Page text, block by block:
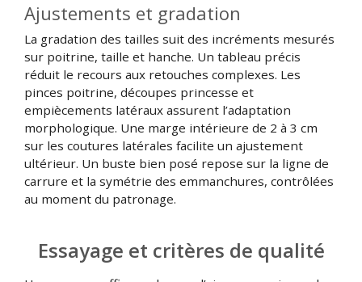
Ajustements et gradation
La gradation des tailles suit des incréments mesurés
sur poitrine, taille et hanche. Un tableau précis
réduit le recours aux retouches complexes. Les
pinces poitrine, découpes princesse et
empiècements latéraux assurent l’adaptation
morphologique. Une marge intérieure de 2 à 3 cm
sur les coutures latérales facilite un ajustement
ultérieur. Un buste bien posé repose sur la ligne de
carrure et la symétrie des emmanchures, contrôlées
au moment du patronage.
Essayage et critères de qualité